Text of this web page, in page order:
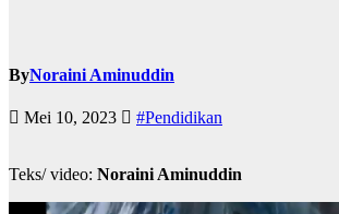
ByNoraini Aminuddin
Mei 10, 2023 #Pendidikan
Teks/ video: Noraini Aminuddin